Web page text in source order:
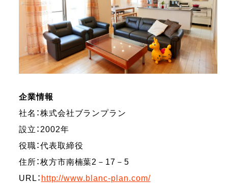
企業情報
社名：株式会社ブランプラン
設立：2002年
役職：代表取締役
住所：枚方市南楠葉2－17－5
URL： http://www.blanc-plan.com/